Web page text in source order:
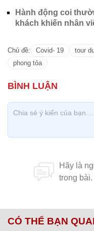
Hành động coi
khách khiến nhân
Chủ đề: Covid- 19 tour
phong tỏa
CÓ THỂ BẠN